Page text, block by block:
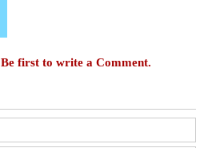
first to write a Comment.